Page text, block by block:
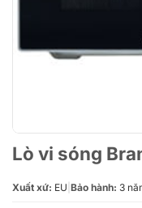
Lò vi sóng
Xuất xứ: EU Bảo hành: 3